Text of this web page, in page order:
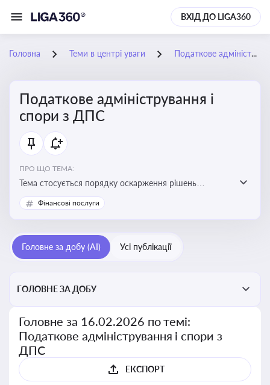
ВХІД ДО LIGA360
Головна Теми в центрі уваги Податкове адміністрування і спори з ДПС
Податкове адміністрування і
спори з ДПС
ПРО ЩО ТЕМА:
Тема стосується порядку оскарження рішень
податкових органів, що виникають внаслідок
податкових перевірок, та механізмів захисту прав
Фінансові послуги
Головне за добу (AI) Усі публікації
ГОЛОВНЕ ЗА ДОБУ
Головне за 16.02.2026 по темі:
Податкове адміністрування і спори з
ДПС
ЕКСПОРТ